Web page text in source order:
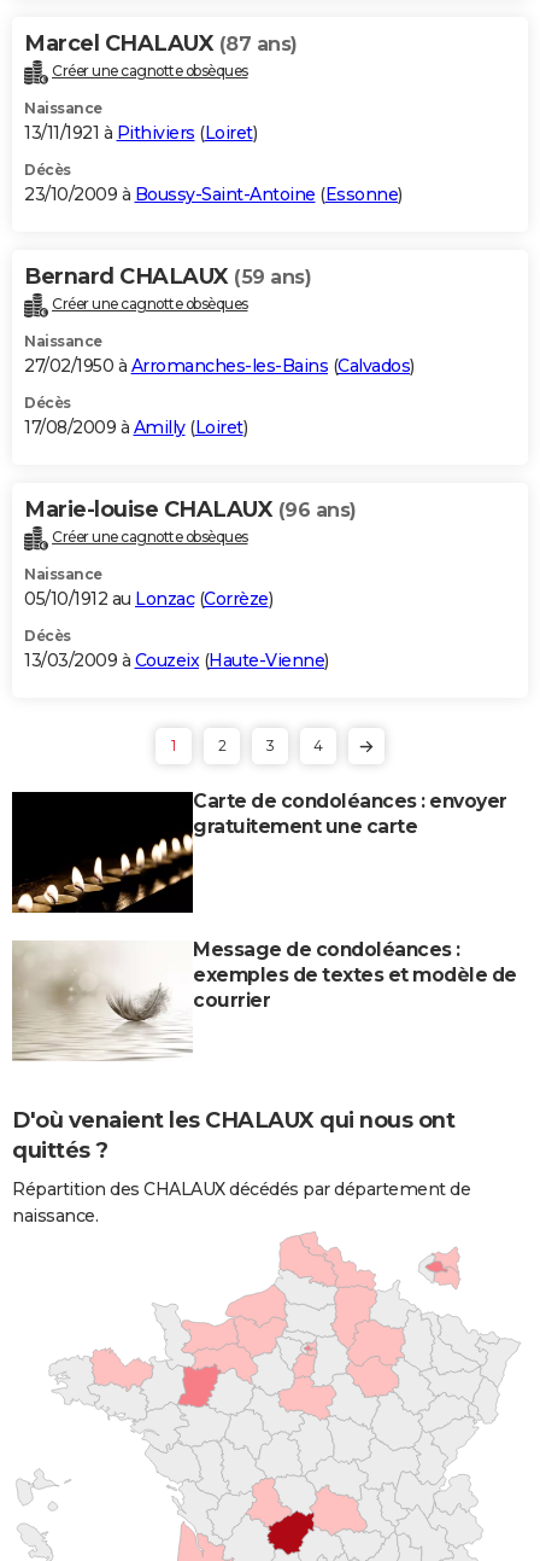
Marcel CHALAUX (87 ans)
Créer une cagnotte obsèques
Naissance
13/11/1921 à Pithiviers (Loiret)
Décès
23/10/2009 à Boussy-Saint-Antoine (Essonne)
Bernard CHALAUX (59 ans)
Créer une cagnotte obsèques
Naissance
27/02/1950 à Arromanches-les-Bains (Calvados)
Décès
17/08/2009 à Amilly(Loiret)
Marie-louise CHALAUX (96 ans)
Créer une cagnotte obsèques
Naissance
05/10/1912 au Lonzac(Corrèze)
Décès
13/03/2009 à Couzeix (Haute-Vienne)
1 2 3 4
Carte de condoléances : envoyer
gratuitement une carte
Message de condoléances :
exemples de textes et modèle de
courrier
D'où venaient les CHALAUX qui nous ont
quittés ?
Répartition des CHALAUX décédés par département de
naissance.